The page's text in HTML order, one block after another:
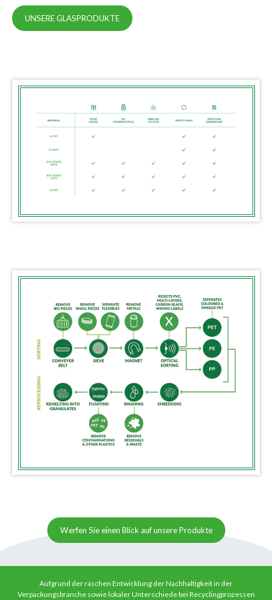
UNSERE GLASPRODUKTE
Werfen Sie einen Blick auf unsere Produkte
Aufgrund der raschen Entwicklung der Nachhaltigkeit in der
Verpackungsbranche sowie lokaler Unterschiede bei Recyclingprozessen